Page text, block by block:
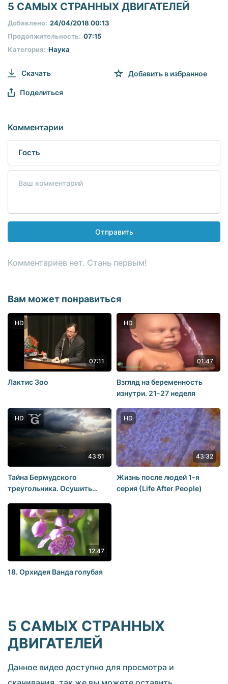
seconds
seconds
5 САМЫХ СТРАННЫХ ДВИГАТЕЛЕЙ
Категория: Наука
Продолжительность: 07:15
Добавлено: 24/04/2018 00:13
Скачать Добавить в избранное
Поделиться
Комментарии
Отправить
Комментариев нет. Стань первым!
Вам может понравиться
HD
07:11
Лактис Зоо
HD
01:47
Взгляд на беременность
изнутри. 21-27 неделя
HD
43:51
Тайна Бермудского
треугольника. Осушить
Geographic HD
HD
43:32
Жизнь после людей 1-я
серия (Life After People)
12:47
18. Орхидея Ванда голубая
5 САМЫХ СТРАННЫХ
ДВИГАТЕЛЕЙ
Данное видео доступно для просмотра и